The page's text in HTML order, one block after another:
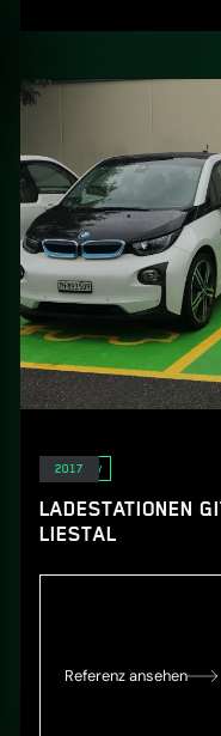
E-Mobility
LADESTATIONEN
LIESTAL
Referenz ansehen
2017